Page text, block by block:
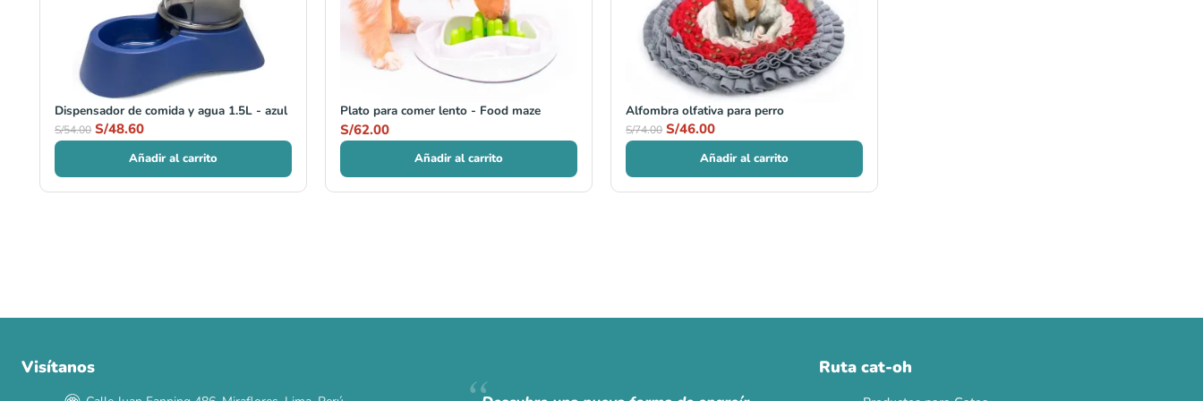
Dispensador de comida y agua 1.5L - azul
S/54.00 S/48.60
Añadir al carrito
Plato para comer lento - Food maze
S/62.00
Añadir al carrito
Alfombra olfativa para perro
S/74.00 S/46.00
Añadir al carrito
Visítanos Ruta cat-oh